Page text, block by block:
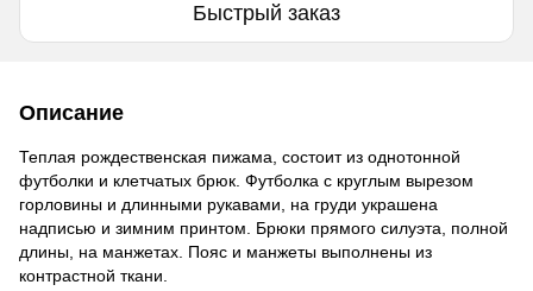
Быстрый заказ
Описание
Теплая рождественская пижама, состоит из однотонной
футболки и клетчатых брюк. Футболка с круглым вырезом
горловины и длинными рукавами, на груди украшена
надписью и зимним принтом. Брюки прямого силуэта, полной
длины, на манжетах. Пояс и манжеты выполнены из
контрастной ткани.